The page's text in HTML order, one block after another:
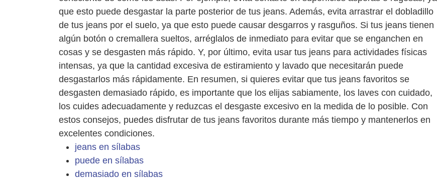
que esto puede desgastar la parte posterior de tus jeans. Además, evita arrastrar el dobladillo
de tus jeans por el suelo, ya que esto puede causar desgarros y rasguños. Si tus jeans tienen
algún botón o cremallera sueltos, arréglalos de inmediato para evitar que se enganchen en
cosas y se desgasten más rápido. Y, por último, evita usar tus jeans para actividades físicas
intensas, ya que la cantidad excesiva de estiramiento y lavado que necesitarán puede
desgastarlos más rápidamente. En resumen, si quieres evitar que tus jeans favoritos se
desgasten demasiado rápido, es importante que los elijas sabiamente, los laves con cuidado,
los cuides adecuadamente y reduzcas el desgaste excesivo en la medida de lo posible. Con
estos consejos, puedes disfrutar de tus jeans favoritos durante más tiempo y mantenerlos en
excelentes condiciones.
jeans en sílabas
puede en sílabas
demasiado en sílabas